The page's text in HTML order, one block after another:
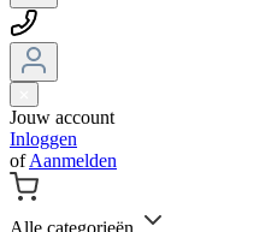
Jouw account
Inloggen
ofAanmelden